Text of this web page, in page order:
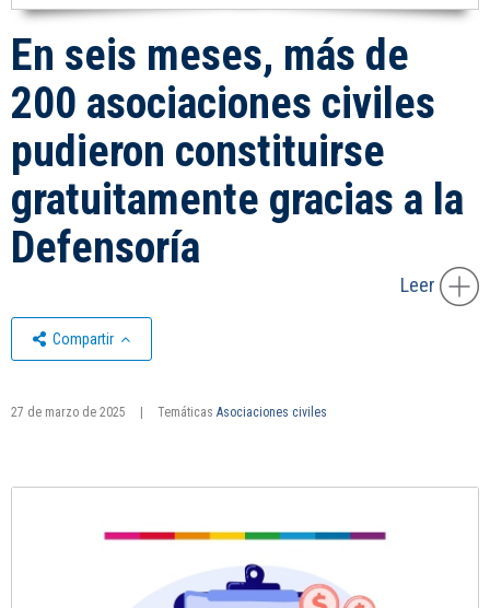
En seis meses, más de
200 asociaciones civiles
pudieron constituirse
gratuitamente gracias a la
Defensoría
Leer
Compartir
27 de marzo de 2025 Temáticas Asociaciones civiles